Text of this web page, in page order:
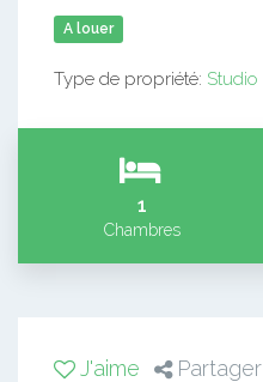
A louer
Type de propriété: Studio
1
Chambres
J'aime Partager